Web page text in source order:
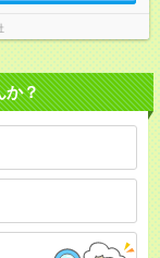
か？